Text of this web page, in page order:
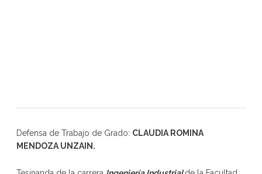
Defensa de Trabajo de Grado: CLAUDIA ROMINA
MENDOZA UNZAIN .